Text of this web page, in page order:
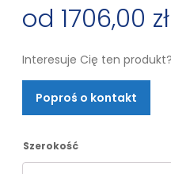
1706,00 zł
Zakres
cen:
od
1706,00 zł
Interesuje Cię ten produkt?
Poproś o kontakt
Szerokość